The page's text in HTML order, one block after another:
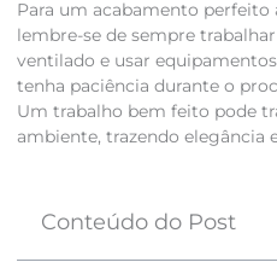
Para um acabamento perfeito
lembre-se de sempre
ventilado e usar
tenha paciência durante o
Um trabalho bem feito pode
ambiente, trazendo elegância
Conteúdo do Post